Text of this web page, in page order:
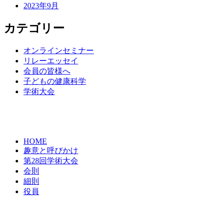
2023年9月
カテゴリー
オンラインセミナー
リレーエッセイ
会員の皆様へ
子どもの健康科学
学術大会
HOME
趣意と呼びかけ
第28回学術大会
会則
細則
役員